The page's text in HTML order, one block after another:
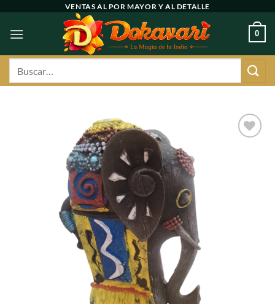
contenido
VENTAS AL POR MAYOR Y AL DETALLE
0